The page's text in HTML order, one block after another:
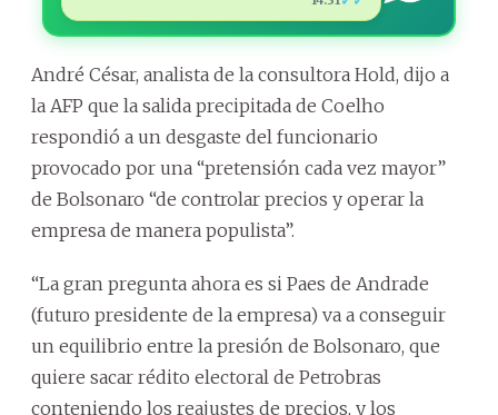
André César, analista de la consultora Hold, dijo a
la AFP que la salida precipitada de Coelho
respondió a un desgaste del funcionario
provocado por una “pretensión cada vez mayor”
de Bolsonaro “de controlar precios y operar la
empresa de manera populista”.
“La gran pregunta ahora es si Paes de Andrade
(futuro presidente de la empresa) va a conseguir
un equilibrio entre la presión de Bolsonaro, que
quiere sacar rédito electoral de Petrobras
conteniendo los reajustes de precios, y los